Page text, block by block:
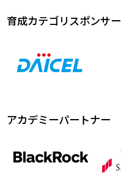
育成カテゴリスポンサー
アカデミーパートナー